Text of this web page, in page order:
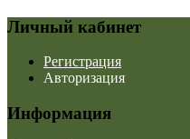
Личный кабинет
Регистрация
Авторизация
Информация